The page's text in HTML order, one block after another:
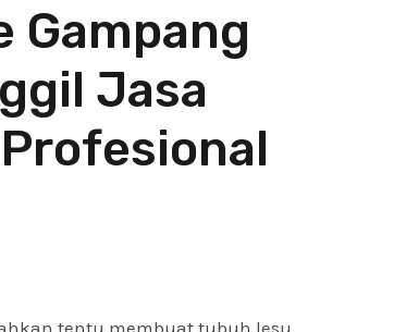
Gampang
Jasa
tentu membuat tubuh lesu